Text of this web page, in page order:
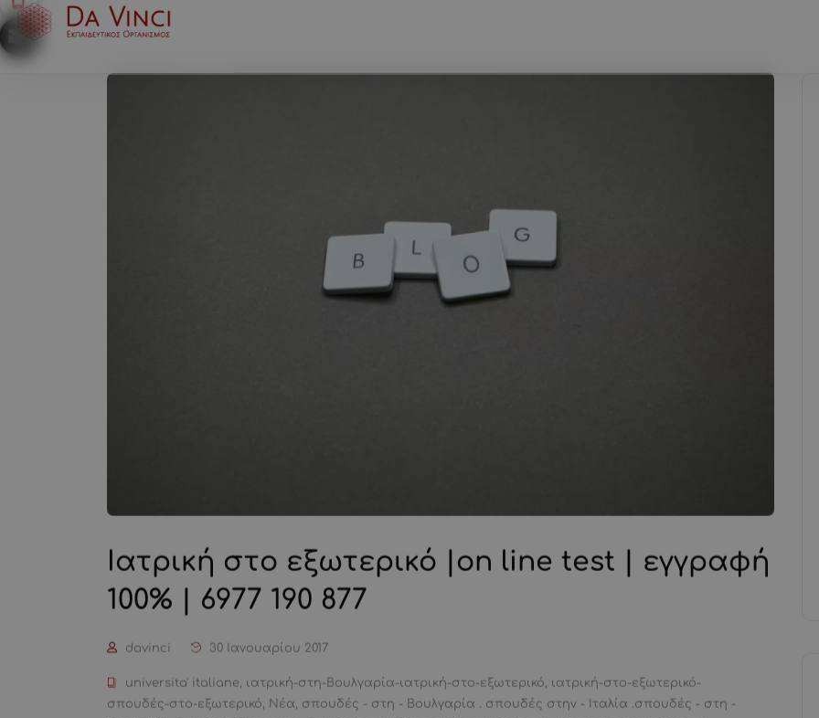
Ιατρική στο εξωτερικό |on line test | εγγραφή
100% | 6977 190 877
davinci 30 Ιανουαρίου 2017
universita' italiane, ιατρική-στη-Βουλγαρία-ιατρική-στο-εξωτερικό, ιατρική-στο-εξωτερικό-
σπουδές-στο-εξωτερικό, Νέα, σπουδές - στη - Βουλγαρία . σπουδές στην - Ιταλία .σπουδές - στη -